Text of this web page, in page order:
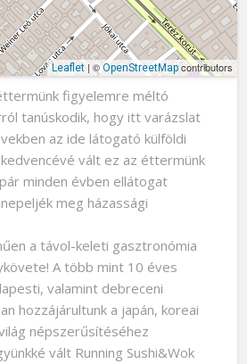
Leaflet| ©OpenStreetMapcontributors
figyelemre méltó
tanúskodik, hogy itt varázslat
az ide látogató külföldi
vált ez az éttermünk
minden évben ellátogat
meg házassági
a távol-keleti gasztronómia
A több mint 10 éves
valamint debreceni
hozzájárultunk a japán, koreai
népszerűsítéséhez
vált Running Sushi&Wok